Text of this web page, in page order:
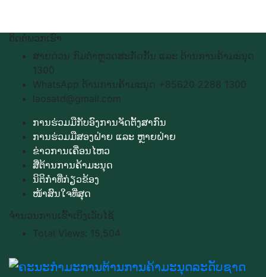
ຕິດຕໍ່ພວກເຮົາ
ສາຍດ່ວນ ກົມຕຳຫຼວດສະກັດກັ້ນ ແລະ ຕ້ານການຄ້າມະນຸດ
1300
WhatsApp ຕ້ານການຄ້າມະນຸດ +85620 2288 1300
laosatd@gmail.com
ການຮ່ວມມືກັບອົງການຈັດຕັ້ງສາກົນ
ການຮ່ວມມືສອງຝ່າຍ ແລະ ຫຼາຍຝ່າຍ
ຂ່າວການເຄື່ອນໄຫວ
ສື່ຕ້ານການຄ້າມະນຸດ
ນິຕິກຳທີ່ກ່ຽວຂ້ອງ
ໜ້າສົນໃຈທີ່ສຸດ
ຈຳນວນການເຂົ້າເບິ່ງເວັບໄຊ້
Total Views: 15,504